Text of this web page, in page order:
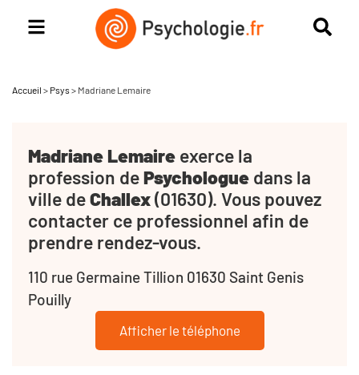
Accueil > Psys > Madriane Lemaire
Madriane Lemaire exerce la
profession dePsychologue dans la
ville deChallex(01630). Vous pouvez
contacter ce professionnel afin de
prendre rendez-vous.
110 rue Germaine Tillion 01630 Saint Genis
Pouilly
Afficher le téléphone